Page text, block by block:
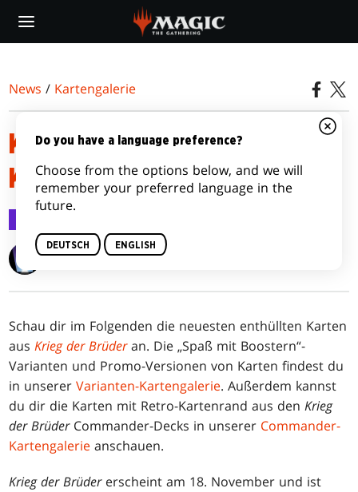
main
News / Kartengalerie
KRIEG DER BRÜDER
KARTENGALERIE
Wizards of the Coast
Schau dir im Folgenden die neuesten enthüllten Karten
ausKrieg der Brüderan. Die „Spaß mit Boostern“-
Varianten und Promo-Versionen von Karten findest du
in unsererVarianten-Kartengalerie. Außerdem kannst
du dir die Karten mit Retro-Kartenrand aus denKrieg
der BrüderCommander-Decks in unserer Commander-
Kartengalerie anschauen.
Krieg der Brüdererscheint am 18. November und ist
Do you have a language preference?
Choose from the options below, and we will
remember your preferred language in the
future.
DEUTSCH ENGLISH